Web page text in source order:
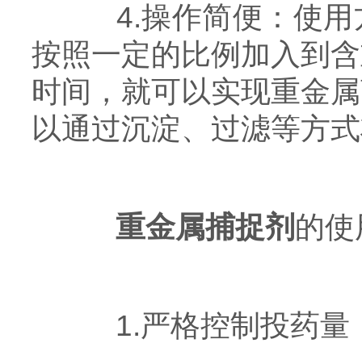
4.操作简便：使用
按照一定的比例加入到
时间，就可以实现重金
以通过沉淀、过滤等方
重金属捕捉剂 的
1.严格控制投药量